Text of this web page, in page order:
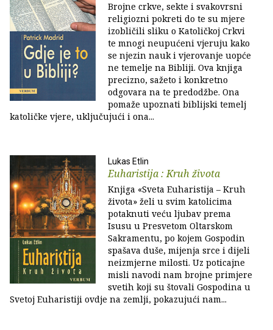
Brojne crkve, sekte i svakovrsni
religiozni pokreti do te su mjere
izobličili sliku o Katoličkoj Crkvi
te mnogi neupućeni vjeruju kako
se njezin nauk i vjerovanje uopće
ne temelje na Bibliji. Ova knjiga
precizno, sažeto i konkretno
odgovara na te predodžbe. Ona
pomaže upoznati biblijski temelj
katoličke vjere, uključujući i ona...
Lukas Etlin
Euharistija : Kruh života
Knjiga «Sveta Euharistija – Kruh
života» želi u svim katolicima
potaknuti veću ljubav prema
Isusu u Presvetom Oltarskom
Sakramentu, po kojem Gospodin
spašava duše, mijenja srce i dijeli
neizmjerne milosti. Uz poticajne
misli navodi nam brojne primjere
svetih koji su štovali Gospodina u
Svetoj Euharistiji ovdje na zemlji, pokazujući nam...